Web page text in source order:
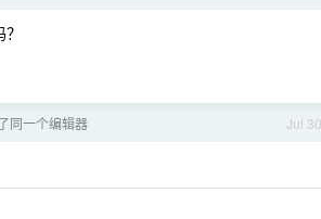
Jul 30
同一个编辑器